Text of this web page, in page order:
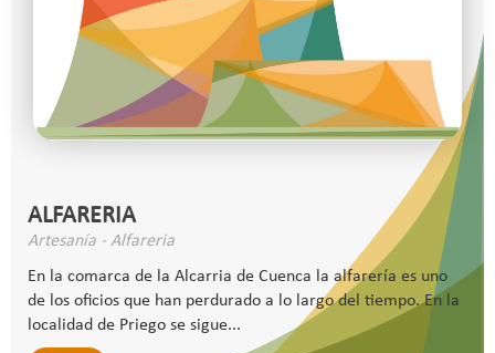
ALFARERIA
Artesanía - Alfareria
En la comarca de la Alcarria de Cuenca la alfarería es uno
de los oficios que han perdurado a lo largo del tiempo. En la
localidad de Priego se sigue...